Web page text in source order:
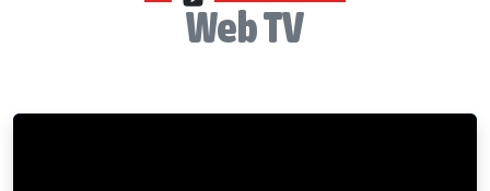
Web TV